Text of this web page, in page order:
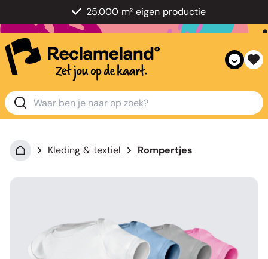
25.000 m² eigen productie
Kleding & textiel Rompertjes